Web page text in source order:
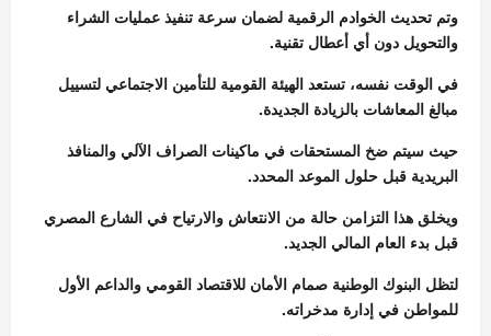
وتم تحديث الخوادم الرقمية لضمان سرعة تنفيذ عمليات الشراء
والتحويل دون أي أعطال تقنية.
في الوقت نفسه، تستعد الهيئة القومية للتأمين الاجتماعي لتسييل
مبالغ المعاشات بالزيادة الجديدة.
حيث سيتم ضخ المستحقات في ماكينات الصراف الآلي والمنافذ
البريدية قبل حلول الموعد المحدد.
ويخلق هذا التزامن حالة من الانتعاش والارتياح في الشارع المصري
قبل بدء العام المالي الجديد.
لتظل البنوك الوطنية صمام الأمان للاقتصاد القومي والداعم الأول
للمواطن في إدارة مدخراته.